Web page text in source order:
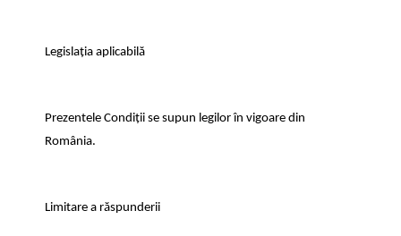
Legislația aplicabilă
Prezentele Condiții se supun legilor în vigoare din
România.
Limitare a răspunderii